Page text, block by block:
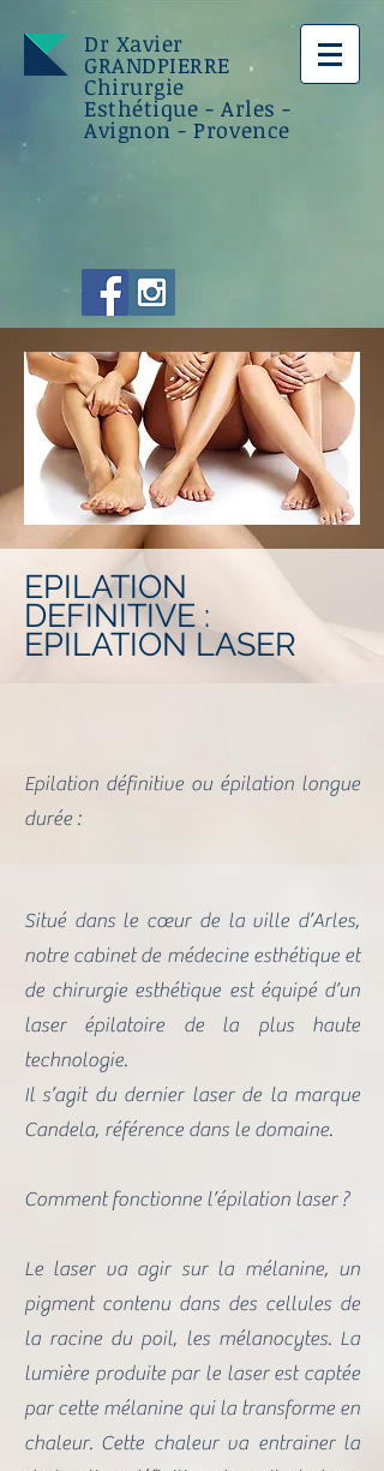
Dr Xavier
GRANDPIERRE
Chirurgie
Esthétique - Arles -
Avignon - Provence
EPILATION
DEFINITIVE :
EPILATION LASER
Epilation définitive ou épilation longue
durée :
Situé dans le cœur de la ville d’Arles,
notre cabinet de médecine esthétique et
de chirurgie esthétique est équipé d’un
laser épilatoire de la plus haute
technologie.
Il s’agit du dernier laser de la marque
Candela, référence dans le domaine.
Comment fonctionne l’épilation laser ?
Le laser va agir sur la mélanine, un
pigment contenu dans des cellules de
la racine du poil, les mélanocytes. La
lumière produite par le laser est captée
par cette mélanine qui la transforme en
chaleur. Cette chaleur va entrainer la